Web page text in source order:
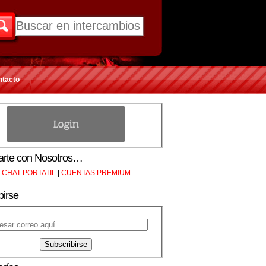
con Nosotros…
CHAT PORTATIL | CUENTAS PREMIUM